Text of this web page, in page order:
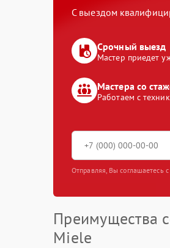
С выездом
Срочный выезд
Мастер приедет
Мастера со
Работаем с
Отправляя, Вы соглашаетесь
Преимущества
Miele